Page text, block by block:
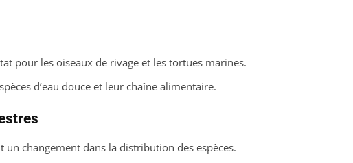
pour les oiseaux de rivage et les tortues marines.
d’eau douce et leur chaîne alimentaire.
changement dans la distribution des espèces.